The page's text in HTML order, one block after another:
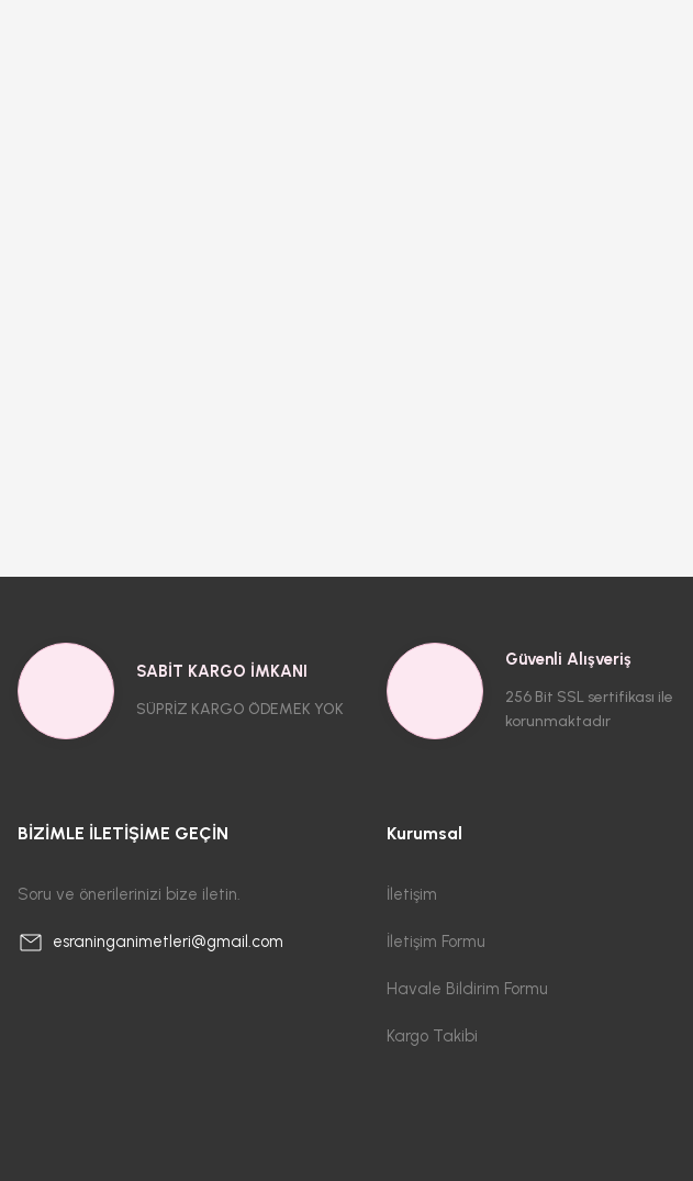
SABİT KARGO İMKANI
SÜPRİZ KARGO ÖDEMEK YOK
Güvenli Alışveriş
256 Bit SSL sertifikası ile
korunmaktadır
BİZİMLE İLETİŞİME GEÇİN
Soru ve önerilerinizi bize iletin.
esraninganimetleri@gmail.com
Kurumsal
İletişim
İletişim Formu
Havale Bildirim Formu
Kargo Takibi